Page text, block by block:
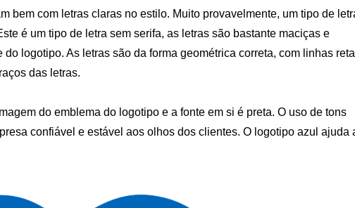
bem com letras claras no estilo. Muito provavelmente, um tipo de
é um tipo de letra sem serifa, as letras são bastante maciças e
logotipo. As letras são da forma geométrica correta, com linhas
das letras.
do emblema do logotipo e a fonte em si é preta. O uso de tons
confiável e estável aos olhos dos clientes. O logotipo azul ajuda